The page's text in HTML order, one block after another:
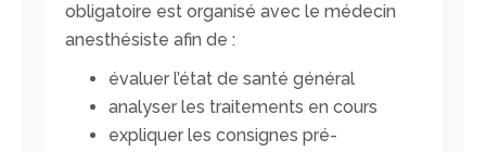
obligatoire est organisé avec le médecin
anesthésiste afin de :
évaluer l’état de santé général
analyser les traitements en cours
expliquer les consignes pré-